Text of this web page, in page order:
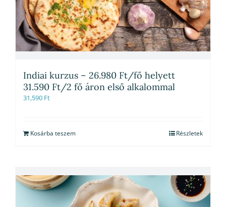
Indiai kurzus – 26.980 Ft/fő helyett
31.590 Ft/2 fő áron első alkalommal
31,590 Ft
Kosárba teszem Részletek